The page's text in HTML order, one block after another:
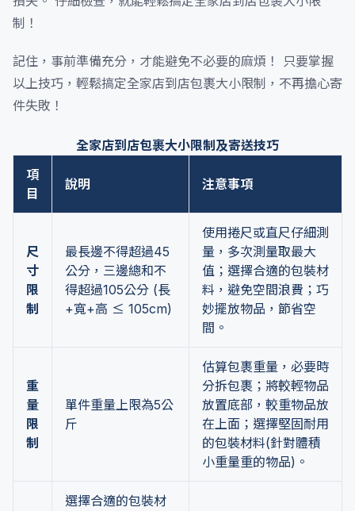
制！
記住，事前準備充分，才能避免不必要的麻煩！ 只要掌握
以上技巧，輕鬆搞定全家店到店包裹大小限制，不再擔心寄
件失敗！
全家店到店包裹大小限制及寄送技巧
項
目
說明 注意事項
尺
寸
限
制
最長邊不得超過45
公分，三邊總和不
得超過105公分 (長
+寬+高 ≤ 105cm)
使用捲尺或直尺仔細測
量，多次測量取最大
值；選擇合適的包裝材
料，避免空間浪費；巧
妙擺放物品，節省空
間。
重
量
限
制
單件重量上限為5公
斤
估算包裹重量，必要時
分拆包裹；將較輕物品
放置底部，較重物品放
在上面；選擇堅固耐用
的包裝材料(針對體積
小重量重的物品)。
選擇合適的包裝材